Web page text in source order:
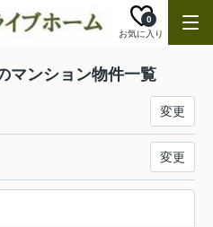
お気に入り
0
マンション物件一覧
変更
変更